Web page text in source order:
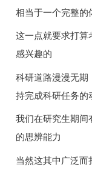
相当于一个完整的
这一点就要求打算
感兴趣的
科研道路漫漫无期
持完成科研任务的
我们在研究生期间
的思辨能力
当然这其中广泛而